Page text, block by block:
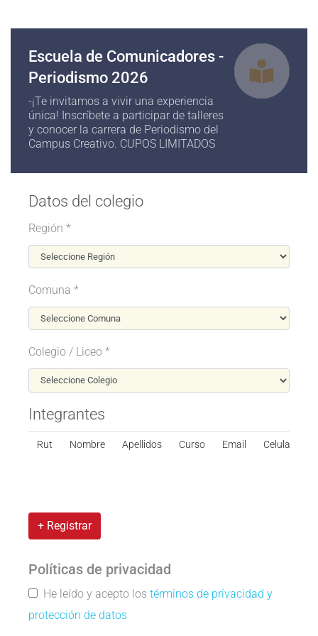
Escuela de Comunicadores -
Periodismo 2026
-¡Te invitamos a vivir una experiencia
única! Inscríbete a participar de talleres
y conocer la carrera de Periodismo del
Campus Creativo. CUPOS LIMITADOS
Datos del colegio
Región *
Comuna *
Colegio / Liceo *
Integrantes
Rut Nombre Apellidos Curso Email Celular
+ Registrar
Políticas de privacidad
He leído y acepto los términos de privacidad y
protección de datos